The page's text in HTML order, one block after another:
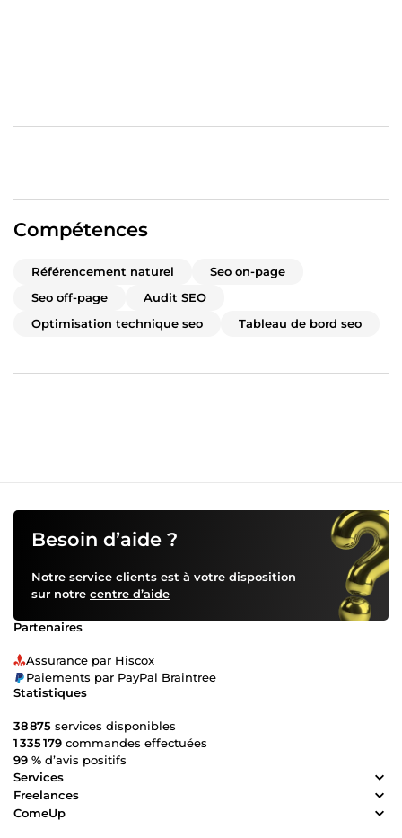
Compétences
Référencement naturel
Seo on-page
Seo off-page
Audit SEO
Optimisation technique seo
Tableau de bord seo
Besoin d’aide ?
Notre service clients est à votre disposition
sur notre centre d’aide
Partenaires
Assurance par Hiscox
Paiements par PayPal Braintree
Statistiques
38 875 services disponibles
1 335 179 commandes effectuées
99 % d’avis positifs
Services
Freelances
ComeUp